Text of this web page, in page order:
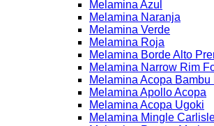
Melamina Azul
Melamina Naranja
Melamina Verde
Melamina Roja
Melamina Borde Alto
Melamina Narrow Rim
Melamina Acopa Bambu
Melamina Apollo Acopa
Melamina Acopa Ugoki
Melamina Mingle